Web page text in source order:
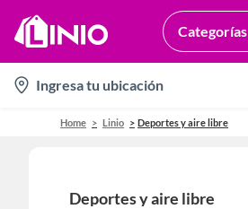
Categorías
location-
icon
Ingresa tu ubicación
Home Linio Deportes y aire libre
Deportes y aire libre